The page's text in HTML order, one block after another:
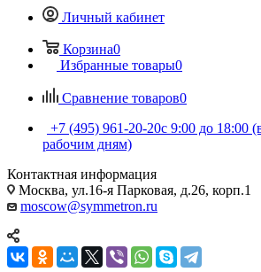
Личный кабинет
Корзина0
Избранные товары0
Сравнение товаров0
+7 (495) 961-20-20с 9:00 до 18:00
рабочим дням)
Контактная информация
Москва, ул.16-я Парковая, д.26, корп.1
moscow@symmetron.ru